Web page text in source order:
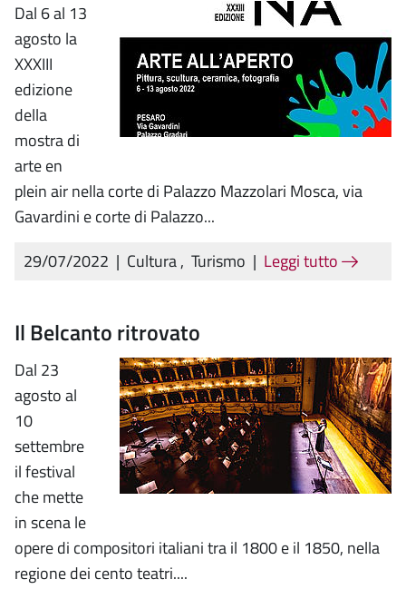
Dal 6 al 13
agosto la
XXXIII
edizione
della
mostra di
arte en
plein air nella corte di Palazzo Mazzolari Mosca, via
Gavardini e corte di Palazzo...
29/07/2022 | Cultura, Turismo | Leggi tutto
Il Belcanto ritrovato
Dal 23
agosto al
10
settembre
il festival
che mette
in scena le
opere di compositori italiani tra il 1800 e il 1850, nella
regione dei cento teatri....